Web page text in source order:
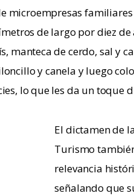
familiares
de largo por diez de
manteca de cerdo, sal y
y canela y luego
lo que les da un toque
El dictamen de
Turismo
relevancia
señalando que